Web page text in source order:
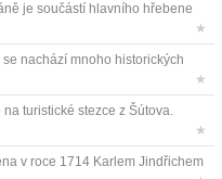
je součástí hlavního hřebene
★
nachází mnoho historických
★
turistické stezce z Šútova.
★
v roce 1714 Karlem Jindřichem